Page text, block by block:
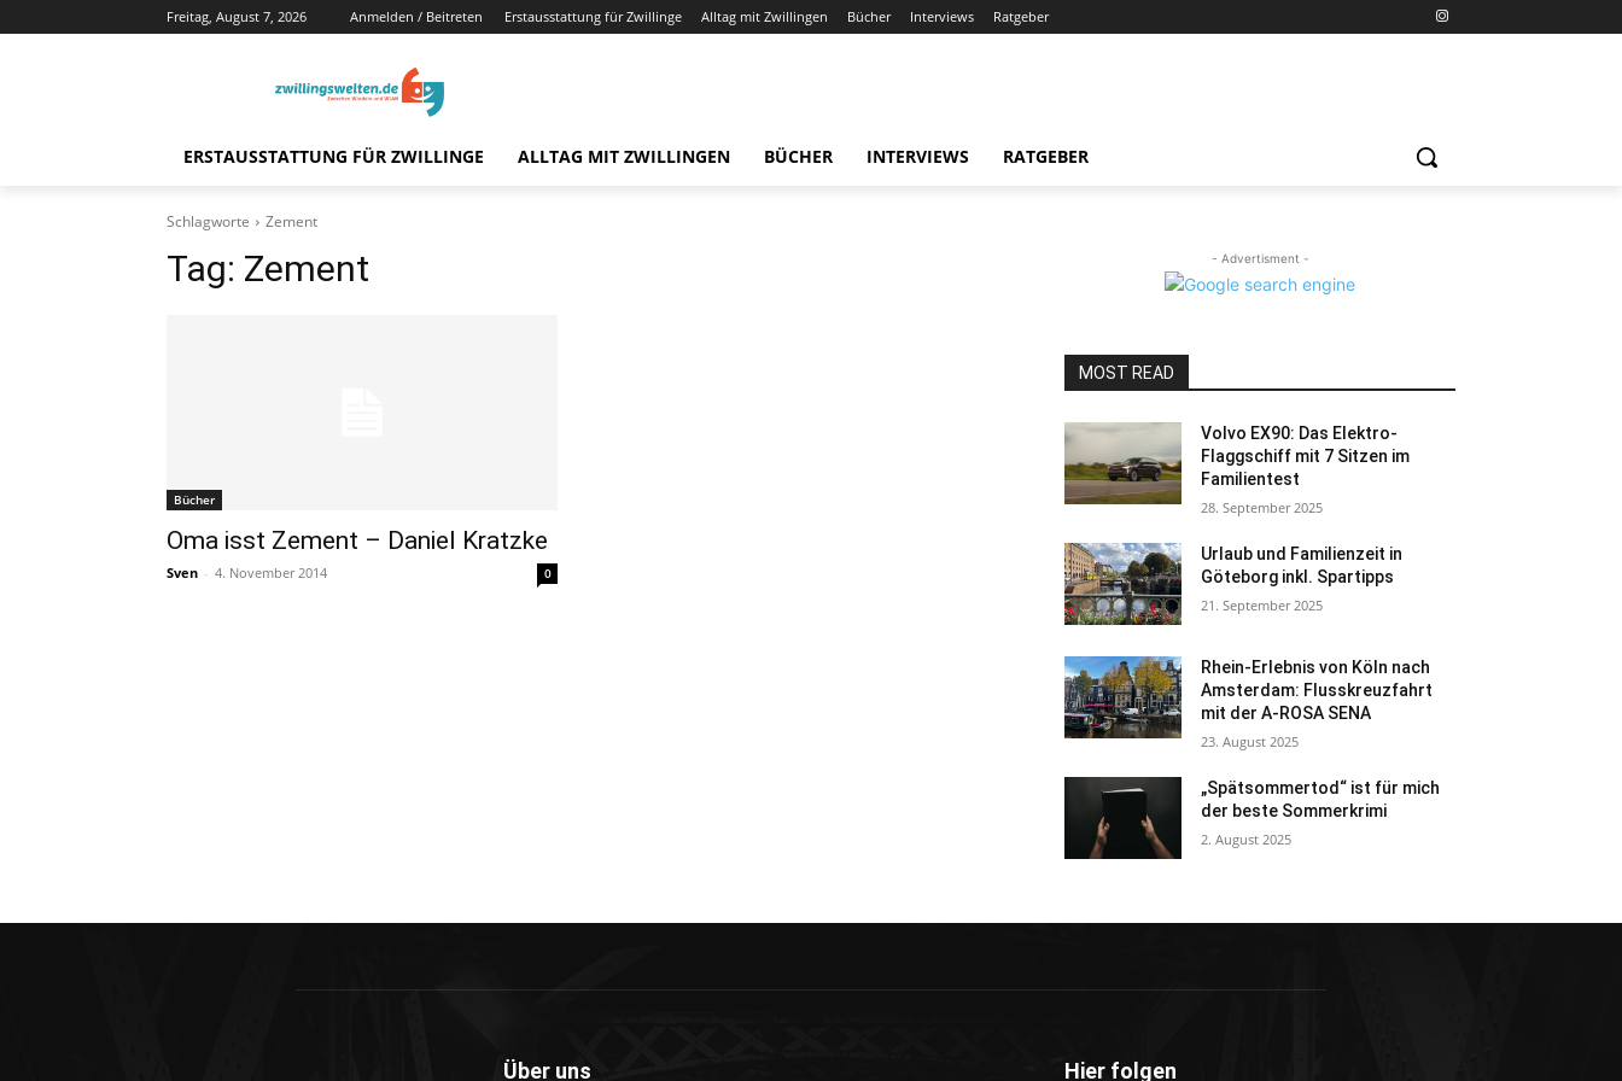
Freitag, August 7, 2026 Anmelden / Beitreten Erstausstattung für Zwillinge Alltag mit Zwillingen Bücher Interviews Ratgeber
ERSTAUSSTATTUNG FÜR ZWILLINGE ALLTAG MIT ZWILLINGEN BÜCHER INTERVIEWS RATGEBER
Schlagworte Zement
Tag: Zement
Bücher
Oma isst Zement – Daniel Kratzke
Sven - 4. November 2014 0
- Advertisment -
MOST READ
Volvo EX90: Das Elektro-
Flaggschiff mit 7 Sitzen im
Familientest
28. September 2025
Urlaub und Familienzeit in
Göteborg inkl. Spartipps
21. September 2025
Rhein-Erlebnis von Köln nach
Amsterdam: Flusskreuzfahrt
mit der A-ROSA SENA
23. August 2025
„Spätsommertod“ ist für mich
der beste Sommerkrimi
2. August 2025
Über uns Hier folgen